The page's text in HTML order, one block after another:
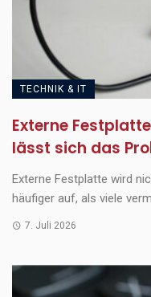
TECHNIK & IT
Externe
lässt sich das
Externe Festplatte wird
häufiger auf, als viele
7. Juli 2026